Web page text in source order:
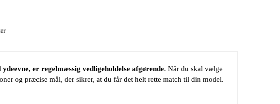
er regelmæssig vedligeholdelse afgørende. Når du skal vælge
og præcise mål, der sikrer, at du får det helt rette match til din model.